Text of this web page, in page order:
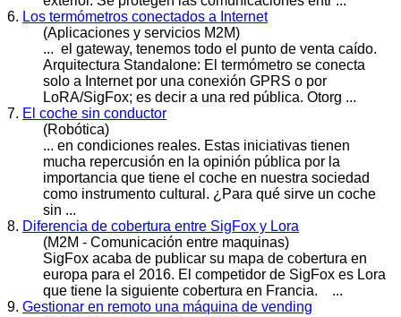
6. Los termómetros conectados a Internet
(Aplicaciones y servicios M2M)
... el gateway, tenemos todo el punto de venta caído.
Arquitectura Standalone: El termómetro se conecta
solo a Internet por una conexión GPRS o por
LoRA/SigFox; es decir a una red pública. Otorg ...
7. El coche sin conductor
(Robótica)
... en condiciones reales. Estas iniciativas tienen
mucha repercusión en la opinión pública por la
importancia que tiene el coche en nuestra sociedad
como instrumento cultural. ¿Para qué sirve un coche
sin ...
8. Diferencia de cobertura entre SigFox y Lora
(M2M - Comunicación entre maquinas)
SigFox acaba de publicar su mapa de cobertura en
europa para el 2016. El competidor de SigFox es Lora
que tiene la siguiente cobertura en Francia. ...
9. Gestionar en remoto una máquina de vending